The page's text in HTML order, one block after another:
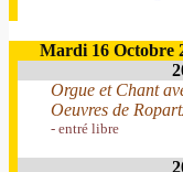
Mardi 16 Octobre
Orgue et Chant
Oeuvres de
- entré libre